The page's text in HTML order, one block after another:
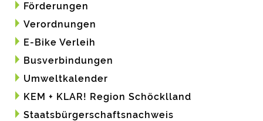
Förderungen
Verordnungen
E-Bike Verleih
Busverbindungen
Umweltkalender
KEM + KLAR! Region Schöcklland
Staatsbürgerschaftsnachweis